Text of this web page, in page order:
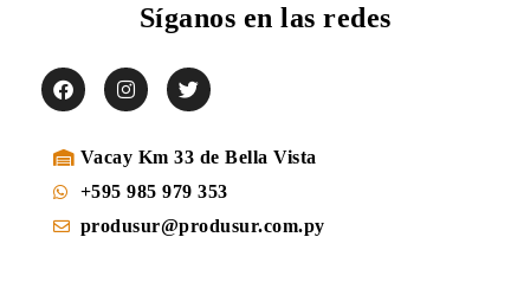
Síganos en las redes
Vacay Km 33 de Bella Vista
+595 985 979 353
produsur@produsur.com.py